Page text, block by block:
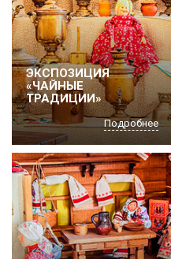
ЭКСПОЗИЦИЯ
«ЧАЙНЫЕ
ТРАДИЦИИ»
Подробнее